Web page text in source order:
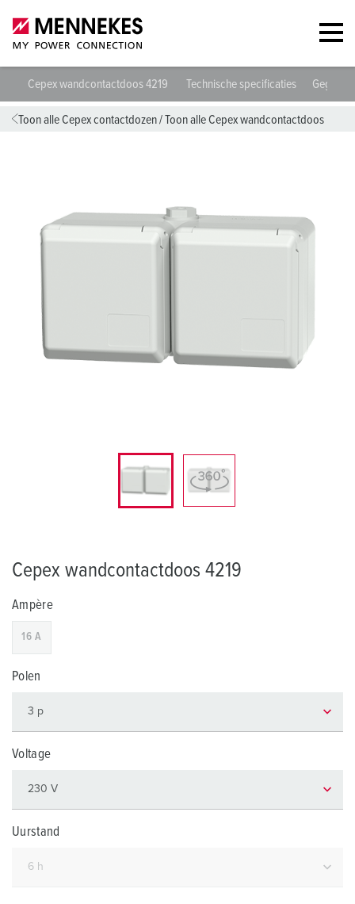
Cepex wandcontactdoos 4219 Technische specificaties
Toon alle Cepex contactdozen/Toon alle Cepex wandcontactdoos
Cepex wandcontactdoos 4219
Ampère
16 A
Polen
Voltage
Uurstand